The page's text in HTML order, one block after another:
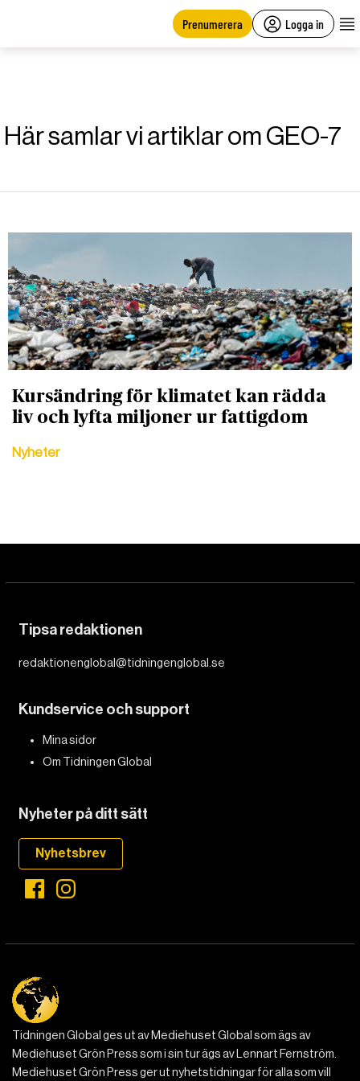
Prenumerera Logga in
Här samlar vi artiklar om GEO-7
Kursändring för klimatet kan rädda
liv och lyfta miljoner ur fattigdom
Nyheter
Tipsa redaktionen
redaktionenglobal@tidningenglobal.se
Kundservice och support
Mina sidor
Om Tidningen Global
Nyheter på ditt sätt
Nyhetsbrev
Tidningen Global ges ut av Mediehuset Global som ägs av
Mediehuset Grön Press som i sin tur ägs av Lennart Fernström.
Mediehuset Grön Press ger ut nyhetstidningar för alla som vill